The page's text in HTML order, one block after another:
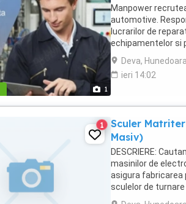
1
Manpower
automotive.
lucrarilor de
echipamentelor si
utilizand sisteme
Deva, Hunedoara
ieri 14:02
1
Sculer
Masiv)
DESCRIERE:
masinilor de
asigura fabricarea
sculelor de
extrem de stricte.